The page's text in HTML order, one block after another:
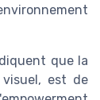
que la
est de